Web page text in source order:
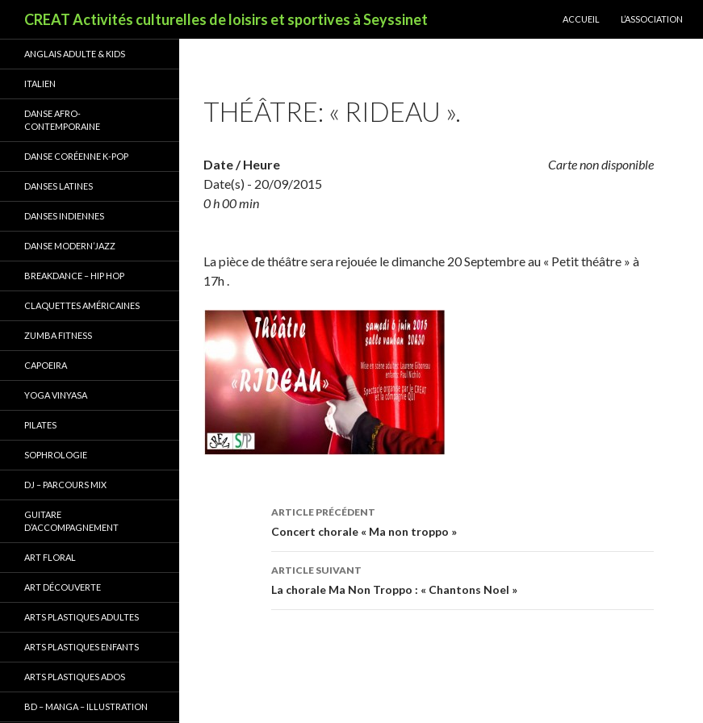
CREAT Activités culturelles de loisirs et sportives à Seyssinet
ACCUEIL
L’ASSOCIATION
THÉÂTRE: « RIDEAU ».
Carte non disponible
Date / Heure
Date(s) - 20/09/2015
0 h 00 min
La pièce de théâtre sera rejouée le dimanche 20 Septembre au « Petit théâtre » à
17h .
Navigation
de
l’article
ARTICLE PRÉCÉDENT
Concert chorale « Ma non troppo »
ARTICLE SUIVANT
La chorale Ma Non Troppo : « Chantons Noel »
ANGLAIS ADULTE & KIDS
ITALIEN
DANSE AFRO-
CONTEMPORAINE
DANSE CORÉENNE K-POP
DANSES LATINES
DANSES INDIENNES
DANSE MODERN’JAZZ
BREAKDANCE – HIP HOP
CLAQUETTES AMÉRICAINES
ZUMBA FITNESS
CAPOEIRA
YOGA VINYASA
PILATES
SOPHROLOGIE
DJ – PARCOURS MIX
GUITARE
D’ACCOMPAGNEMENT
ART FLORAL
ART DÉCOUVERTE
ARTS PLASTIQUES ADULTES
ARTS PLASTIQUES ENFANTS
ARTS PLASTIQUES ADOS
BD – MANGA – ILLUSTRATION